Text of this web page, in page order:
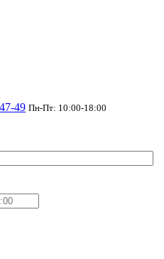
49 Пн-Пт: 10:00-18:00